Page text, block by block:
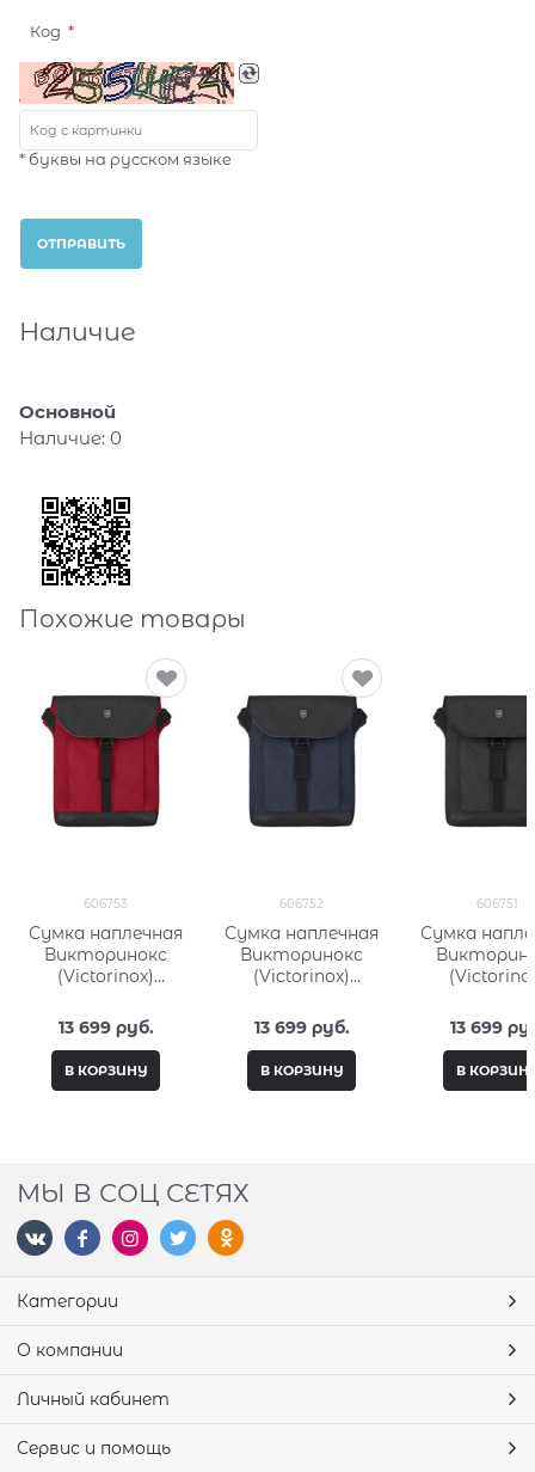
Код
* буквы на русском языке
Наличие
Основной
Наличие: 0
Похожие товары
606753
Сумка наплечная
Викторинокс
(Victorinox)
Flapover Digital
Bag 7л 606753
13 699 руб.
В КОРЗИНУ
606752
Сумка наплечная
Викторинокс
(Victorinox)
Flapover Digital
Bag 606752
13 699 руб.
В КОРЗИНУ
606751
Сумка
Flapover
Bag
13 699
В
МЫ В СОЦ СЕТЯХ
Категории
О компании
Личный кабинет
Сервис и помощь